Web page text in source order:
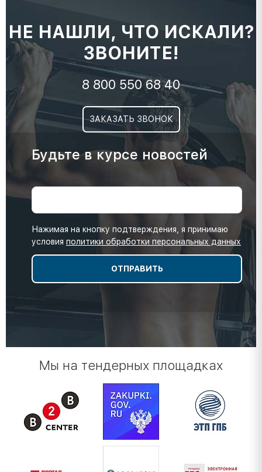
НЕ НАШЛИ, ЧТО ИСКАЛИ?
ЗВОНИТЕ!
8 800 550 68 40
ЗАКАЗАТЬ ЗВОНОК
Будьте в курсе новостей
Нажимая на кнопку подтверждения, я принимаю
условия политики обработки персональных данных
Мы на тендерных площадках